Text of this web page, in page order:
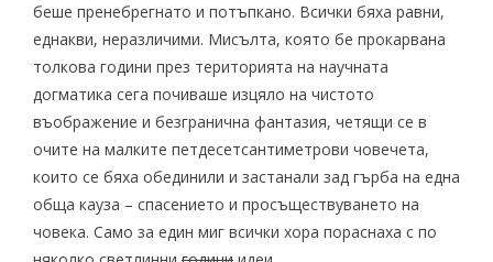
беше пренебрегнато и потъпкано. Всички бяха равни,
еднакви, неразличими. Мисълта, която бе прокарвана
толкова години през територията на научната
догматика сега почиваше изцяло на чистото
въображение и безгранична фантазия, четящи се в
очите на малките петдесетсантиметрови човечета,
които се бяха обединили и застанали зад гърба на една
обща кауза – спасението и просъществуването на
човека. Само за един миг всички хора пораснаха с по